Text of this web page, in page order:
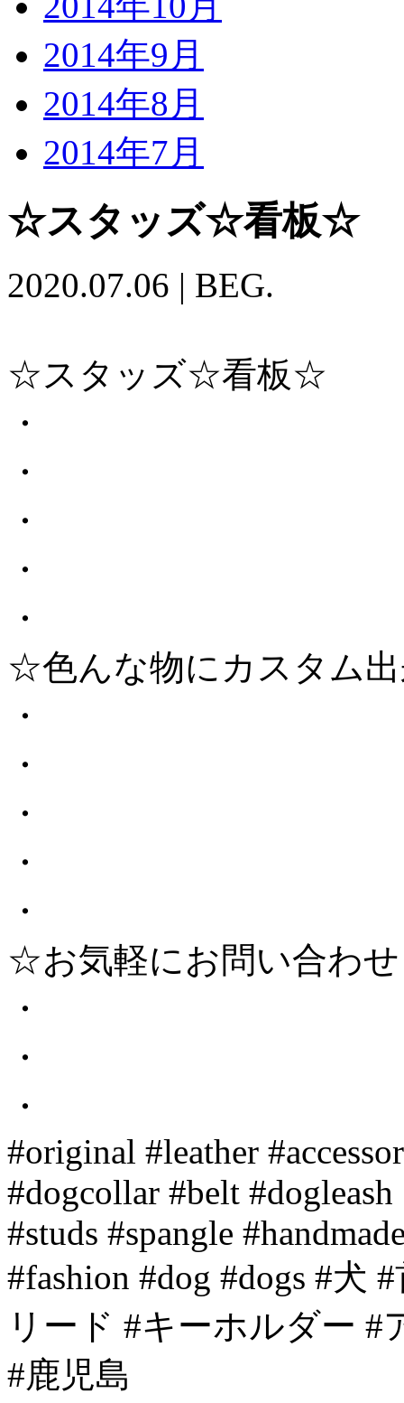
2014年9月
2014年8月
2014年7月
☆スタッズ☆看板☆
2020.07.06 | BEG.
☆スタッズ☆看板☆
・
・
・
・
・
☆色んな物にカスタム
・
・
・
・
・
☆お気軽にお問い合わ
・
・
・
#original #leather
#dogcollar #belt
#studs #spangle
#fashion #dog #dogs #犬
リード #キーホルダー
#鹿児島